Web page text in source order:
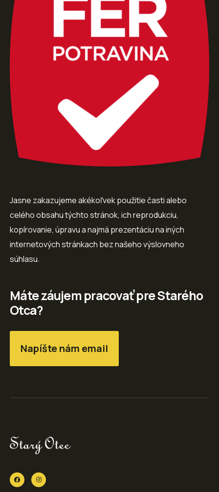
Jasne zakazujeme akékoľvek použitie časti alebo
celého obsahu týchto stránok, ich reprodukciu,
kopírovanie, úpravu a najmä prezentáciu na iných
internetových stránkach bez našeho výslovneho
súhlasu.
Máte záujem pracovať pre Starého
Otca?
Napíšte nám email